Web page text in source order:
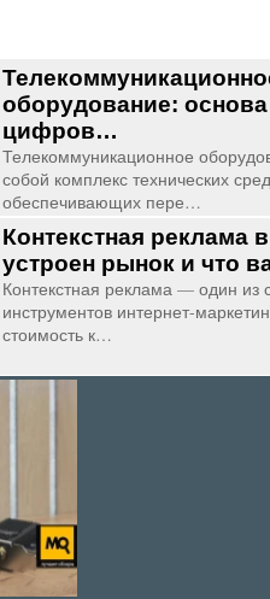
оборудование:
цифров…
Телекоммуникационное
собой комплекс технических
обеспечивающих пере…
Контекстная реклама
устроен рынок и что
Контекстная реклама — один из
инструментов интернет-
стоимость к…